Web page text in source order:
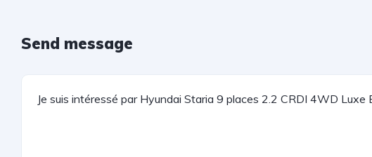
Send message